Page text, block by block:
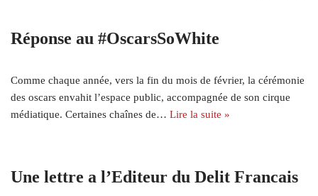
Réponse au #OscarsSoWhite
Comme chaque année, vers la fin du mois de février, la cérémonie
des oscars envahit l’espace public, accompagnée de son cirque
médiatique. Certaines chaînes de… Lire la suite »
Une lettre a l’Editeur du Delit Francais